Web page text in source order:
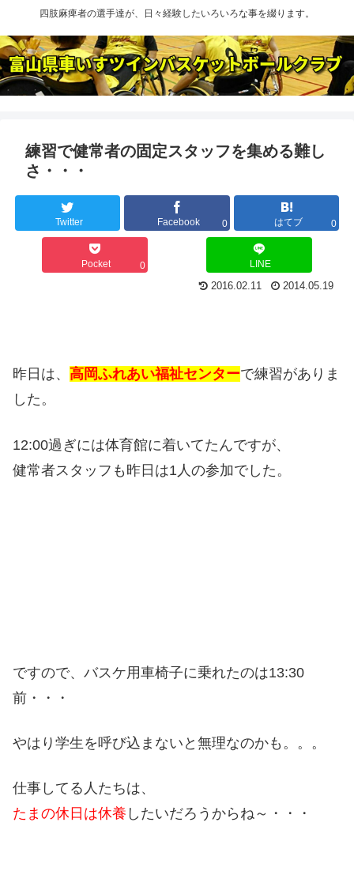
四肢麻痺者の選手達が、日々経験したいろいろな事を綴ります。
練習で健常者の固定スタッフを集める難し
さ・・・
Twitter Facebook 0 はてブ 0
Pocket 0 LINE
2016.02.11 2014.05.19
昨日は、 高岡ふれあい福祉センターで練習がありま
した。
12:00過ぎには体育館に着いてたんですが、
健常者スタッフも昨日は1人の参加でした。
ですので、バスケ用車椅子に乗れたのは13:30
前・・・
やはり学生を呼び込まないと無理なのかも。。。
仕事してる人たちは、
たまの休日は休養 したいだろうからね～・・・